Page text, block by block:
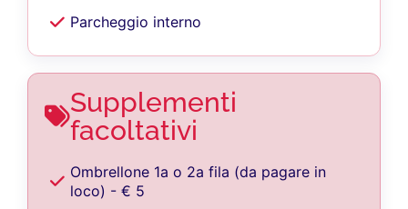
Parcheggio interno
Supplementi
facoltativi
Ombrellone 1a o 2a fila (da pagare in
loco) - € 5